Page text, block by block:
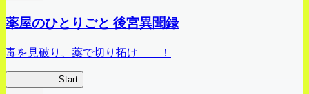
薬屋のひとりごと 後宮異聞録
毒を見破り、薬で切り拓け――！
Start